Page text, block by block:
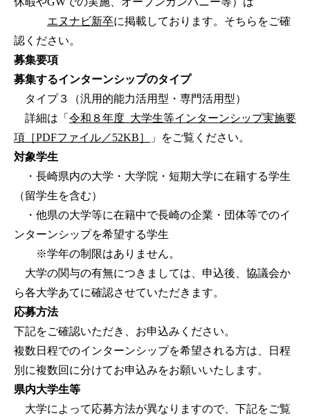
エヌナビ新卒に掲載しております。そちらをご確
認ください。
募集要項
募集するインターンシップのタイプ
タイプ３（汎用的能力活用型・専門活用型）
詳細は「 令和８年度_大学生等インターンシップ実施要
項［PDFファイル／52KB］
」をご覧ください。
対象学生
・長崎県内の大学・大学院・短期大学に在籍する学生
（留学生を含む）
・他県の大学等に在籍中で長崎の企業・団体等でのイ
ンターンシップを希望する学生
※学年の制限はありません。
大学の関与の有無につきましては、申込後、協議会か
ら各大学あてに確認させていただきます。
応募方法
下記をご確認いただき、お申込みください。
複数日程でのインターンシップを希望される方は、日程
別に複数回に分けてお申込みをお願いいたします。
県内大学生等
大学によって応募方法が異なりますので、下記をご覧